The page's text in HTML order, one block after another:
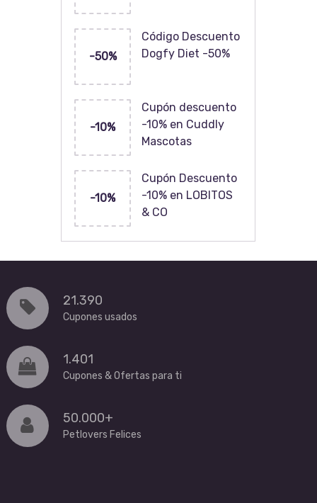
-50%
Código Descuento
Dogfy Diet -50%
-10%
Cupón descuento
-10% en Cuddly
Mascotas
-10%
Cupón Descuento
-10% en LOBITOS
& CO
21.390
Cupones usados
1.401
Cupones & Ofertas para ti
50.000+
Petlovers Felices